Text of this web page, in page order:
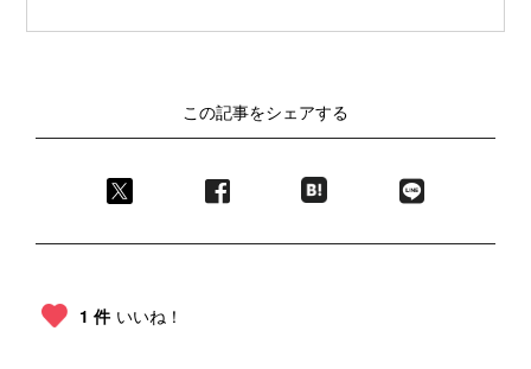
この記事をシェアする
1 件 いいね！